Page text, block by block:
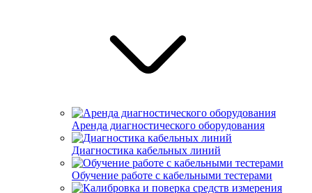
Аренда диагностического оборудования
Диагностика кабельных линий
Обучение работе с кабельными тестерами